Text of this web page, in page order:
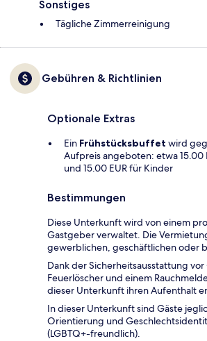
Sonstiges
Tägliche Zimmerreinigung
Gebühren & Richtlinien
Optionale Extras
Ein Frühstücksbuffet wird
Aufpreis angeboten: etwa 15.00
und 15.00 EUR für Kinder
Bestimmungen
Diese Unterkunft wird von einem
Gastgeber verwaltet. Die
gewerblichen, geschäftlichen oder
Dank der Sicherheitsausstattung
Feuerlöscher und einem
dieser Unterkunft ihren Aufenthalt
In dieser Unterkunft sind Gäste
Orientierung und
(LGBTQ+-freundlich).